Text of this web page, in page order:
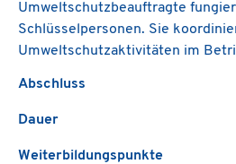
Umweltschutzbeauftragte
Schlüsselpersonen. Sie
Umweltschutzaktivitäten im
Abschluss
Dauer
Weiterbildungspunkte